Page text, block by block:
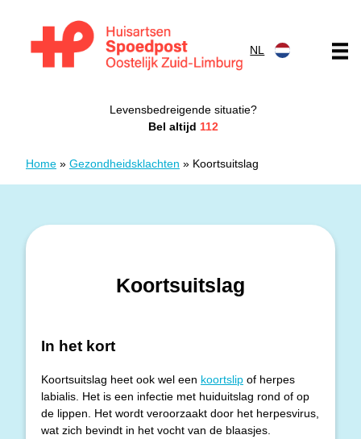
NL
Levensbedreigende situatie?
Bel altijd 112
Home » Gezondheidsklachten » Koortsuitslag
Koortsuitslag
In het kort
Koortsuitslag heet ook wel een koortslip of herpes
labialis. Het is een infectie met huiduitslag rond of op
de lippen. Het wordt veroorzaakt door het herpesvirus,
wat zich bevindt in het vocht van de blaasjes.